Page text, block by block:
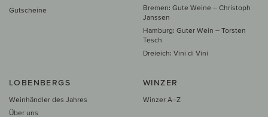
Gutscheine
Bremen: Gute Weine – Christoph
Janssen
Hamburg: Guter Wein – Torsten
Tesch
Dreieich: Vini di Vini
LOBENBERGS
Weinhändler des Jahres
Über uns
WINZER
Winzer A–Z